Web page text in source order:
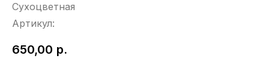
Сухоцветная
Артикул:
650,00 р.